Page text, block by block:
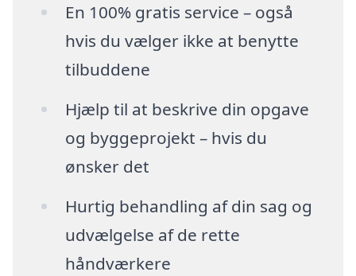
En 100% gratis service – også
hvis du vælger ikke at benytte
tilbuddene
Hjælp til at beskrive din opgave
og byggeprojekt – hvis du
ønsker det
Hurtig behandling af din sag og
udvælgelse af de rette
håndværkere